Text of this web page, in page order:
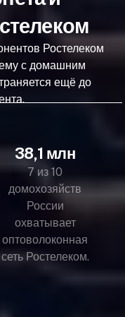
Ростелеком
с домашним
ещё до
38,1 млн
7 из 10
домохозяйств
России
охватывает
оптоволоконная
сеть Ростелеком.